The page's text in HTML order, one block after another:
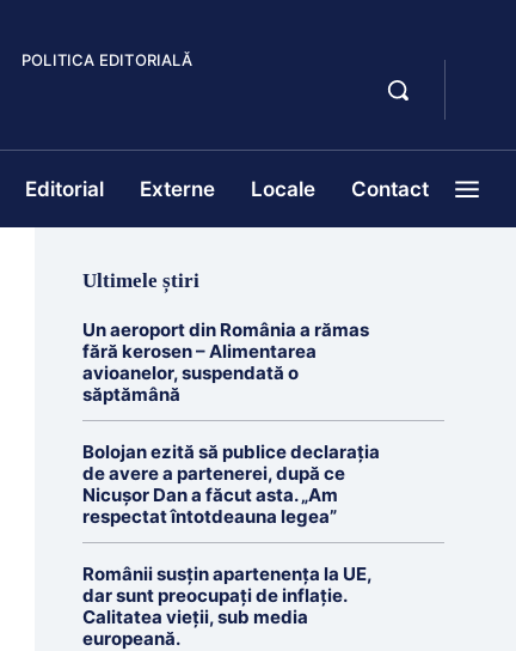
POLITICA EDITORIALĂ
Editorial Externe Locale Contact
Ultimele știri
Un aeroport din România a rămas
fără kerosen – Alimentarea
avioanelor, suspendată o
săptămână
Bolojan ezită să publice declarația
de avere a partenerei, după ce
Nicușor Dan a făcut asta. „Am
respectat întotdeauna legea”
Românii susțin apartenența la UE,
dar sunt preocupați de inflație.
Calitatea vieții, sub media
europeană.